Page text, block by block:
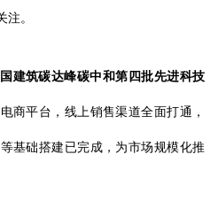
注。
建筑碳达峰碳中和第四批先进科技
电商平台，线上销售渠道全面打通，
基础搭建已完成，为市场规模化推